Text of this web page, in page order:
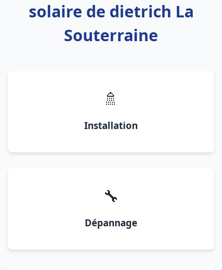
solaire de dietrich La
Souterraine
🚿
Installation
🔧
Dépannage